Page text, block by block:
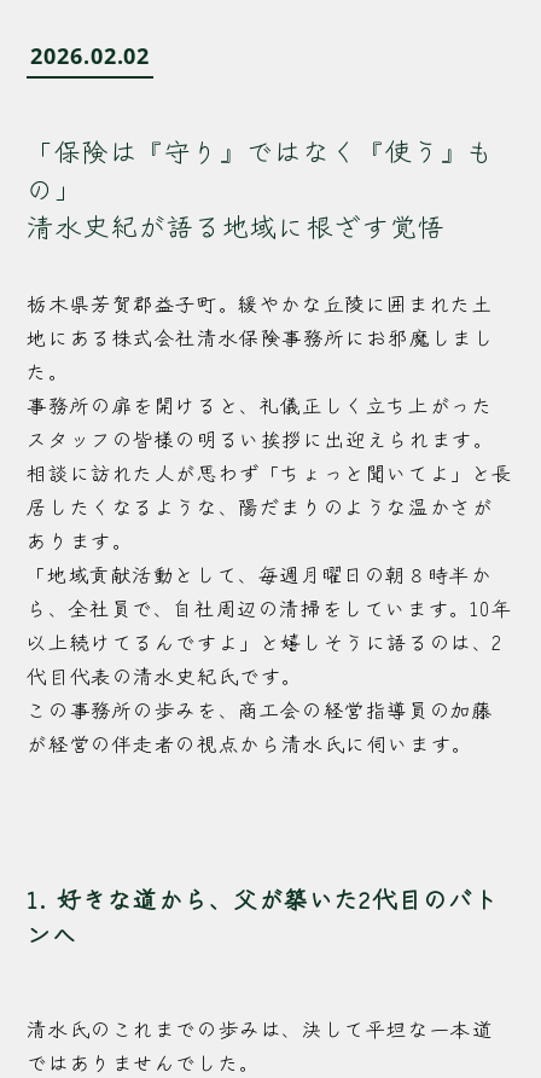
2026.02.02
「保険は『守り』ではなく『使う』も
の」
清水史紀が語る地域に根ざす覚悟
栃木県芳賀郡益子町。緩やかな丘陵に囲まれた土
地にある株式会社清水保険事務所にお邪魔しまし
た。
事務所の扉を開けると、礼儀正しく立ち上がった
スタッフの皆様の明るい挨拶に出迎えられます。
相談に訪れた人が思わず「ちょっと聞いてよ」と長
居したくなるような、陽だまりのような温かさが
あります。
「地域貢献活動として、毎週月曜日の朝８時半か
ら、全社員で、自社周辺の清掃をしています。10年
以上続けてるんですよ」と嬉しそうに語るのは、2
代目代表の清水史紀氏です。
この事務所の歩みを、商工会の経営指導員の加藤
が経営の伴走者の視点から清水氏に伺います。
1. 好きな道から、父が築いた2代目のバト
ンへ
清水氏のこれまでの歩みは、決して平坦な一本道
ではありませんでした。